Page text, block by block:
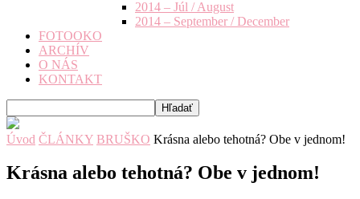
2014 – Júl / August
2014 – September / December
FOTOOKO
ARCHÍV
O NÁS
KONTAKT
Úvod ČLÁNKY BRUŠKO Krásna alebo tehotná? Obe v jednom!
Krásna alebo tehotná? Obe v jednom!